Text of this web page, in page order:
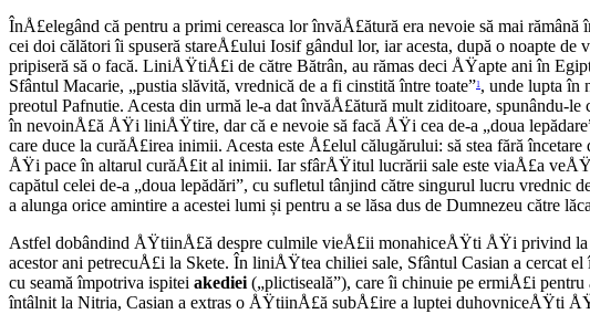
ÎnÅ£elegând că pentru a primi cereasca lor învăÅ£ătură era nevoie să mai
cei doi călători îi spuseră stareÅ£ului Iosif gândul lor, iar acesta, după o noapte
pripiseră să o facă. LiniÅŸtiÅ£i de către Bătrân, au rămas deci ÅŸapte ani în
Sfântul Macarie, „pustia slăvită, vrednică de a fi cinstită între toate”1, unde lupta în
preotul Pafnutie. Acesta din urmă le-a dat învăÅ£ătură mult ziditoare, spunându-
în nevoinÅ£ă ÅŸi liniÅŸtire, dar că e nevoie să facă ÅŸi cea de-a „doua
care duce la curăÅ£irea inimii. Acesta este Å£elul călugărului: să stea fără
ÅŸi pace în altarul curăÅ£it al inimii. Iar sfârÅŸitul lucrării sale este viaÅ£a
capătul celei de-a „doua lepădări”, cu sufletul tânjind către singurul lucru vrednic
a alunga orice amintire a acestei lumi și pentru a se lăsa dus de Dumnezeu
Astfel dobândind ÅŸtiinÅ£ă despre culmile vieÅ£ii monahiceÅŸti ÅŸi privind
acestor ani petrecuÅ£i la Skete. În liniÅŸtea chiliei sale, Sfântul Casian a
cu seamă împotriva ispitei akediei („plictiseală”), care îi chinuie pe ermiÅ£i
întâlnit la Nitria, Casian a extras o ÅŸtiinÅ£ă subÅ£ire a luptei duhovniceÅŸti